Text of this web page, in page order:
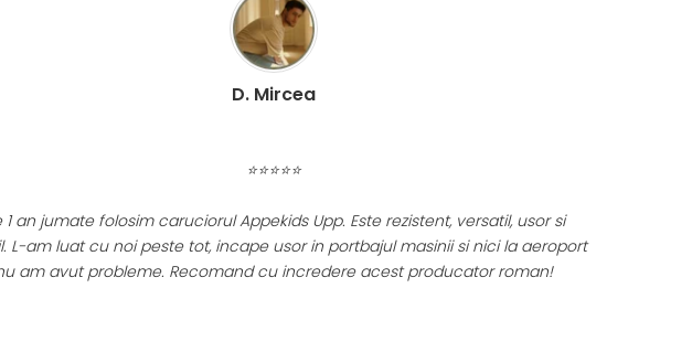
C. Miruna
⭐⭐⭐⭐⭐
Recomand cu cel mai mare drag produsele celor de la KidsRetail! ❤️
Am inceput inca din primele luni de viata a fetitei cu balansoarul electric si
continuam catre seturile de diversificare, scaunul auto si caruciorul! 🫶